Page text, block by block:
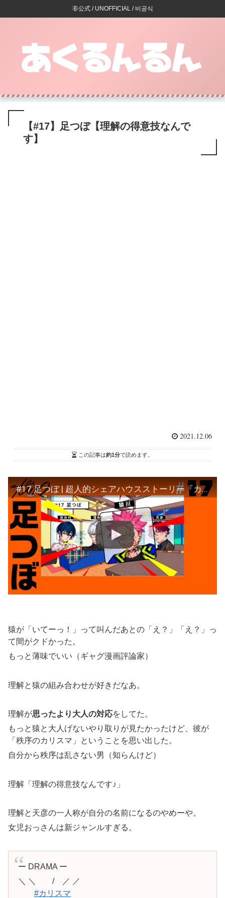
非公式 / UNOFFICIAL / 비공식
【#17】足つぼ【理解の得意技なんで
す】
2021.12.06
この記事は約1分で読めます。
#17 足つぼ | 超人的シェアハウスストーリー『カリスマ』
猿が「いてーっ！」って叫んだあとの「え？」「え？」っ
て間がクドかった。
もっと薄味でいい（ギャグ漫画評論家）
理解と猿の組み合わせが好きだなあ。
理解が思ったより大人の対応をしてた。
もっと猿と大人げないやり取りが見たかったけど、彼が
「秩序のカリスマ」ということを思い出した。
自分から秩序は乱さない男（知らんけど）
理解「理解の得意技なんです♪」
理解と天彦の一人称が自分の名前になるのやめーや。
女児おっさんは新ジャンルすぎる。
ー DRAMA ー
＼ ＼ / ／ ／
#カリスマ